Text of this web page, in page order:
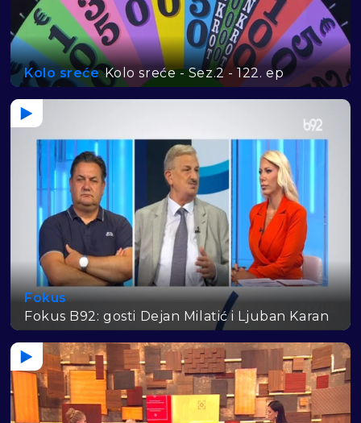
Kolo sreće Kolo sreće - Sez.2 - 122. ep
Fokus
Fokus B92: gosti Dejan Milatić i Ljuban Karan